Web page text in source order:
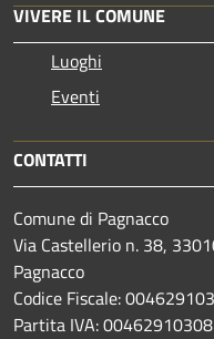
VIVERE IL COMUNE
Luoghi
Eventi
CONTATTI
Comune di Pagnacco
Via Castellerio n. 38,
Pagnacco
Codice Fiscale:
Partita IVA: 00462910308